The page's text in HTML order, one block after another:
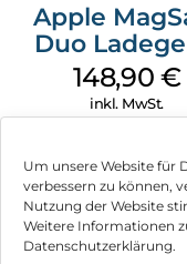
Um unsere Website für
verbessern zu können,
Nutzung der Website
Weitere Informationen
Datenschutzerklärung.
Apple
Duo
Weiß
148,90 €
inkl. MwSt.
Impressum